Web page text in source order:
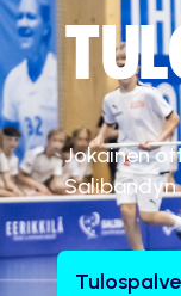
Jokainen
Salibandyn